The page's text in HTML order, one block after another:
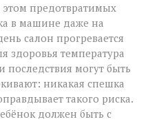
предотвратимых
в машине даже на
салон прогревается
здоровья температура
последствия могут быть
никакая спешка
такого риска.
должен быть с